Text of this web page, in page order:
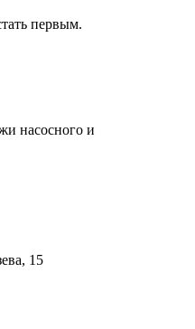
первым.
насосного и
15